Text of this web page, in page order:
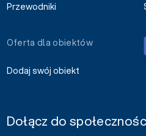
Przewodniki
Oferta dla obiektów
Dodaj swój obiekt
Dołącz do